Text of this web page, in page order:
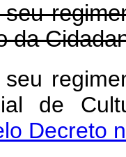
da
de
Decreto